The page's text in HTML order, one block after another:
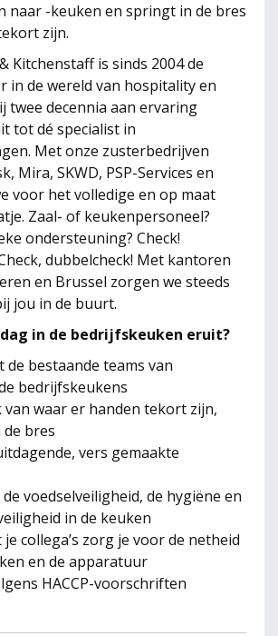
naar -keuken en springt in de bres
zijn.
Kitchenstaff is sinds 2004 de
in de wereld van hospitality en
twee decennia aan ervaring
tot dé specialist in
Met onze zusterbedrijven
Mira, SKWD, PSP-Services en
voor het volledige en op maat
Zaal- of keukenpersoneel?
ondersteuning? Check!
dubbelcheck! Met kantoren
en Brussel zorgen we steeds
jou in de buurt.
in de bedrijfskeuken eruit?
de bestaande teams van
bedrijfskeukens
waar er handen tekort zijn,
bres
vers gemaakte
de voedselveiligheid, de hygiëne en
in de keuken
je collega’s zorg je voor de netheid
en de apparatuur
HACCP-voorschriften